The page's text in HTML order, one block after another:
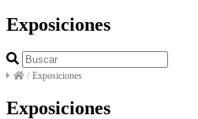
Exposiciones
/ Exposiciones
Exposiciones